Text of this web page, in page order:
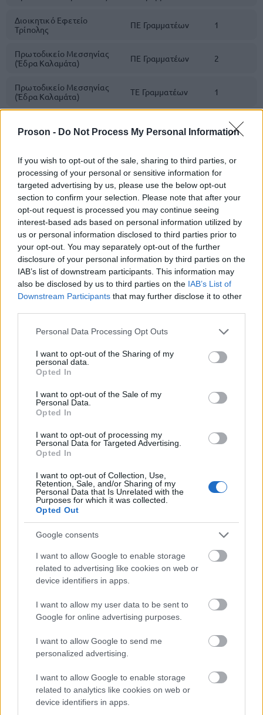
Proson - Do Not Process My Personal Information
If you wish to opt-out of the sale, sharing to third parties, or
processing of your personal or sensitive information for
targeted advertising by us, please use the below opt-out
section to confirm your selection. Please note that after your
opt-out request is processed you may continue seeing
interest-based ads based on personal information utilized by
us or personal information disclosed to third parties prior to
your opt-out. You may separately opt-out of the further
disclosure of your personal information by third parties on the
IAB’s list of downstream participants. This information may
also be disclosed by us to third parties on the IAB’s List of
Downstream Participants that may further disclose it to other
Please note that this website/app uses one or more Google
not limited to your visit or usage behaviour. You may click to
grant or deny consent to Google and its third-party tags to
use your data for below specified purposes in below Google
consent section.
Personal Data Processing Opt Outs
I want to opt-out of the Sharing of my
personal data.
Opted In
I want to opt-out of the Sale of my
Personal Data.
Opted In
I want to opt-out of processing my
Personal Data for Targeted Advertising.
Opted In
I want to opt-out of Collection, Use,
Retention, Sale, and/or Sharing of my
Personal Data that Is Unrelated with the
Purposes for which it was collected.
Opted Out
Google consents
I want to allow Google to enable storage
related to advertising like cookies on web or
device identifiers in apps.
I want to allow my user data to be sent to
Google for online advertising purposes.
I want to allow Google to send me
personalized advertising.
I want to allow Google to enable storage
related to analytics like cookies on web or
device identifiers in apps.
Διοικητικό Εφετείο
Τρίπολης
ΠΕ Γραμματέων 1
Πρωτοδικείο Μεσσηνίας
(Έδρα Καλαμάτα)
ΠΕ Γραμματέων 2
Πρωτοδικείο Μεσσηνίας
(Έδρα Καλαμάτα)
ΤΕ Γραμματέων 1
Πύλου (Πρωτοδικείο
ΔΕ Γραμματέων 1
Παράλληλη Έδρα
Κυπαρισσίας (Εισαγγελία
Πρωτοδικών Μεσσηνίας)
ΔΕ Γραμματέων 2
Εφετείο Πατρών ΠΕ Γραμματέων 2
Εισαγγελία Εφετών
Πατρών
ΔΕ Γραμματέων 1
Πρωτοδικείο Αχαΐας
(Έδρα Πάτρα)
ΠΕ Γραμματέων 8
Πρωτοδικείο Αχαΐας
ΔΕ Γραμματέων 2
Εισαγγελία Πρωτοδικών
ΠΕ Γραμματέων
Παράλληλη Έδρα Αιγίου
(Πρωτοδικείο Αχαΐας)
Παράλληλη Έδρα
Καλαβρύτων
(Πρωτοδικείο Αχαΐας)
2
Διοικητικό Πρωτοδικείο
Πατρών
ΔΕ Γραμματέων 1
Διοικητικό Πρωτοδικείο
Πατρών
ΠΕ Γραμματέων 1
Διοικητικό Πρωτοδικείο
Πύργου
Πρωτοδικείο Ηλείας
(Έδρα Πύργος)
Πρωτοδικείο Ηλείας
(Έδρα Πύργος)
Παράλληλη Έδρα
Αμαλιάδας (Πρωτοδικείο
ΔΕ Γραμματέων
Πρωτοδικείο
Αιτωλοακαρνανίας (Έδρα
Πρωτοδικείο
Αιτωλοακαρνανίας (Έδρα